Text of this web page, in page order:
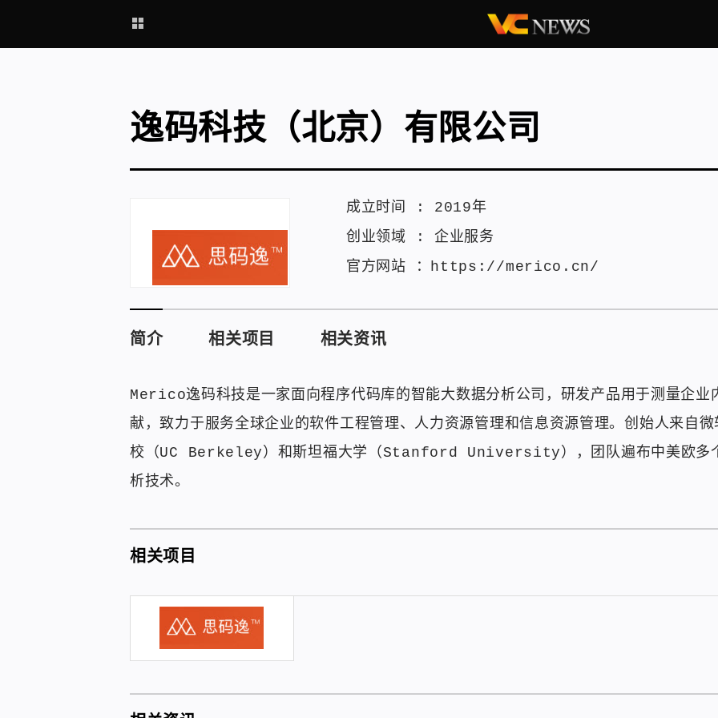
逸码科技（北京）有限公司
成立时间 : 2019年
创业领域 : 企业服务
官方网站 ： https://merico.cn/
简介 相关项目 相关资讯
Merico逸码科技是一家面向程序代码库的智能大数据分析公司，研发产品用于测量企业
献，致力于服务全球企业的软件工程管理、人力资源管理和信息资源管理。创始人来自
校（UC Berkeley）和斯坦福大学（Stanford University），团队遍布中美欧多个
析技术。
相关项目